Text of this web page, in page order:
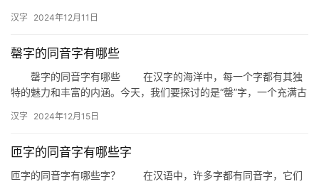
汉字 2024年12月11日
罄字的同音字有哪些
罄字的同音字有哪些 在汉字的海洋中，每一个字都有其独
特的魅力和丰富的内涵。今天，我们要探讨的是“罄”字，一个充满古
汉字 2024年12月15日
匝字的同音字有哪些字
匝字的同音字有哪些字？ 在汉语中，许多字都有同音字，它们